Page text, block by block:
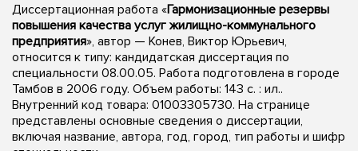
Диссертационная работа «Гармонизационные резервы
повышения качества услуг жилищно-коммунального
предприятия», автор — Конев, Виктор Юрьевич,
относится к типу: кандидатская диссертация по
специальности 08.00.05. Работа подготовлена в городе
Тамбов в 2006 году. Объем работы: 143 с. : ил..
Внутренний код товара: 01003305730. На странице
представлены основные сведения о диссертации,
включая название, автора, год, город, тип работы и шифр